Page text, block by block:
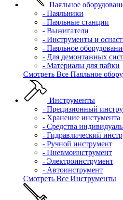
Паяльное
- Паяльники
- Паяльные станции
- Выжигатели
- Инструменты и
- Паяльное
- Для демонтажных
- Материалы для пайки
Смотреть Все Паяльное
Инструменты
- Прецизионный
- Хранение инстумента
- Средства
- Гидравлический
- Ручной инструмент
- Пневмоинструмент
- Электроинструмент
- Автоинструмент
Смотреть Все Инструменты